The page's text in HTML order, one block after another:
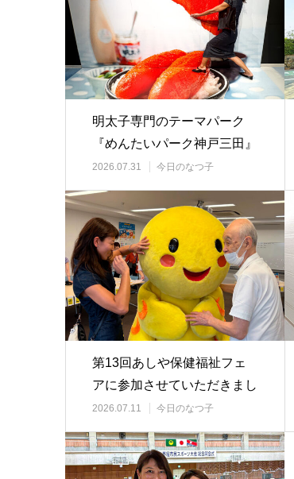
明太子専門のテーマパーク
『めんたいパーク神戸三田』
へ行ってきました
2026.07.31 今日のなつ子
第13回あしや保健福祉フェ
アに参加させていただきまし
た
2026.07.11 今日のなつ子